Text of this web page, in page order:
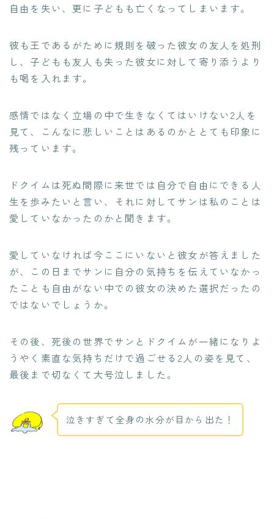
自由を失い、更に子どもも亡くなってしまいます。
彼も王であるがために規則を破った彼女の友人を処刑
し、子どもも友人も失った彼女に対して寄り添うより
も喝を入れます。
感情ではなく立場の中で生きなくてはいけない2人を
見て、こんなに悲しいことはあるのかととても印象に
残っています。
ドクイムは死ぬ間際に来世では自分で自由にできる人
生を歩みたいと言い、それに対してサンは私のことは
愛していなかったのかと聞きます。
愛していなければ今ここにいないと彼女が答えました
が、この日までサンに自分の気持ちを伝えていなかっ
たことも自由がない中での彼女の決めた選択だったの
ではないでしょうか。
その後、死後の世界でサンとドクイムが一緒になりよ
うやく素直な気持ちだけで過ごせる2人の姿を見て、
最後まで切なくて大号泣しました。
泣きすぎて全身の水分が目から出た！